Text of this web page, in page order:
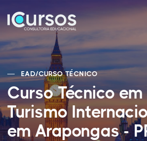
EAD/CURSO TÉCNICO
Curso Técnico
Turismo
em Arapongas -